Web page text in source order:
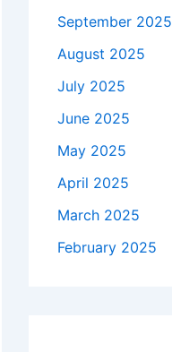
September 2025
August 2025
July 2025
June 2025
May 2025
April 2025
March 2025
February 2025